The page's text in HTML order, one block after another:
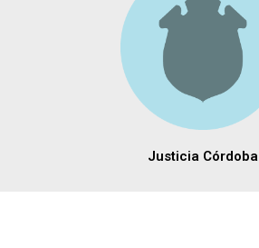
Justicia Córdoba